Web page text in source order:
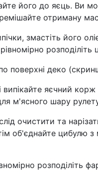
його до яєць. Ви
отриману
змастіть його
розподіліть
поверхні деко
випікайте яєчний
м'ясного шару
очистити та
об'єднайте цибулю
розподіліть